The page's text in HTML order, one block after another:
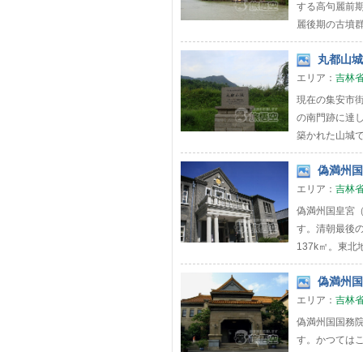
する高句麗前
麗後期の古墳
丸都山
エリア： 吉林
現在の集安市
の南門跡に達
築かれた山城
偽満州
エリア： 吉林
偽満州国皇宮
す。清朝最後
137k㎡。東北
偽満州
エリア： 吉林
偽満州国国務
す。かつては